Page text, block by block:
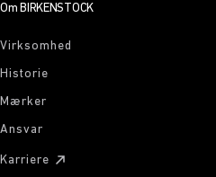
Om BIRKENSTOCK
Virksomhed
Historie
Mærker
Ansvar
Karriere